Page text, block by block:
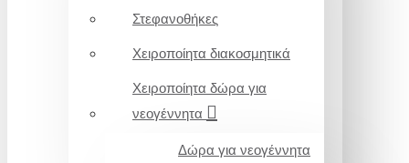
Στεφανοθήκες
Χειροποίητα διακοσμητικά
Χειροποίητα δώρα για
νεογέννητα
Δώρα για νεογέννητα